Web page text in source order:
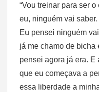
“Vou treinar para ser o
eu, ninguém vai
Eu pensei ninguém
já me chamo de bicha
pensei agora já era.
que eu começava a
essa liberdade a